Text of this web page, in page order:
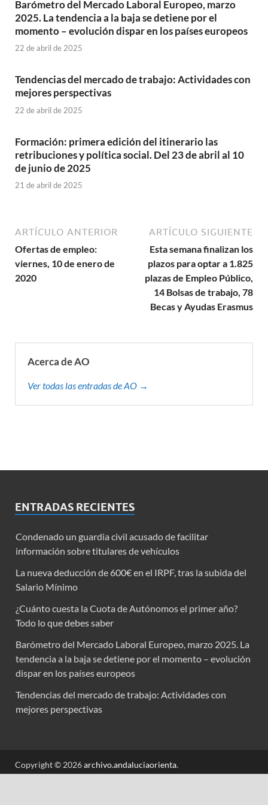
Barómetro del Mercado Laboral Europeo, marzo
2025. La tendencia a la baja se detiene por el
momento – evolución dispar en los países europeos
22 de abril de 2025
Tendencias del mercado de trabajo: Actividades con
mejores perspectivas
22 de abril de 2025
Formación: primera edición del itinerario las
retribuciones y política social. Del 23 de abril al 10
de junio de 2025
21 de abril de 2025
ARTÍCULO ANTERIOR
Ofertas de empleo:
viernes, 10 de enero de
2020
ARTÍCULO SIGUIENTE
Esta semana finalizan los
plazos para optar a 1.825
plazas de Empleo Público,
14 Bolsas de trabajo, 78
Becas y Ayudas Erasmus
Acerca de AO
Ver todas las entradas de AO →
ENTRADAS RECIENTES
Condenado un guardia civil acusado de facilitar
información sobre titulares de vehículos
La nueva deducción de 600€ en el IRPF, tras la subida del
Salario Mínimo
¿Cuánto cuesta la Cuota de Autónomos el primer año?
Todo lo que debes saber
Barómetro del Mercado Laboral Europeo, marzo 2025. La
tendencia a la baja se detiene por el momento – evolución
dispar en los países europeos
Tendencias del mercado de trabajo: Actividades con
mejores perspectivas
Copyright © 2026archivo.andaluciaorienta.